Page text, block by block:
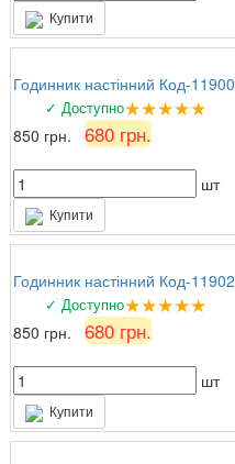
Купити
Годинник настінний Код-11900
✓ Доступно★★★★★
850 грн. 680 грн.
шт
Купити
Годинник настінний Код-11902
✓ Доступно★★★★★
850 грн. 680 грн.
шт
Купити